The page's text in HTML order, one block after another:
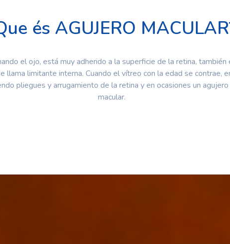
és AGUJERO
el ojo, está muy adherido a la superficie de la retina, también
llama limitante interna. Cuando el vítreo con la edad se contrae,
pliegues y arrugamiento de la retina y en ocasiones un
macular.